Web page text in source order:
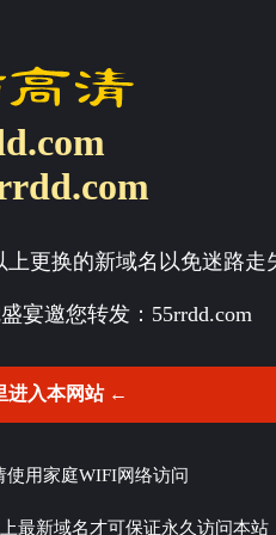
更换的新域名以免迷路走
宴邀您转发： 55rrdd.com
进入本网站 ←
用家庭WIFI网络访问
最新域名才可保证永久访问本站